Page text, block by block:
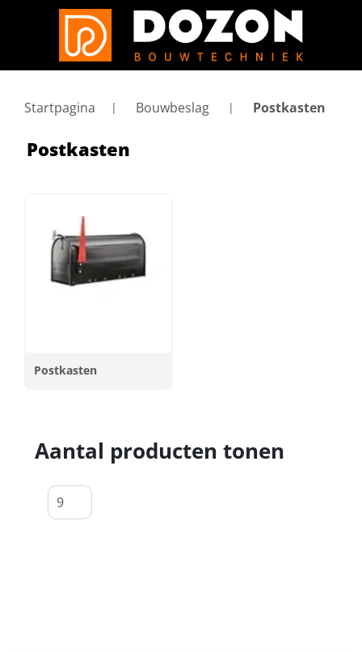
Startpagina Bouwbeslag Postkasten
Postkasten
Postkasten
Aantal producten tonen